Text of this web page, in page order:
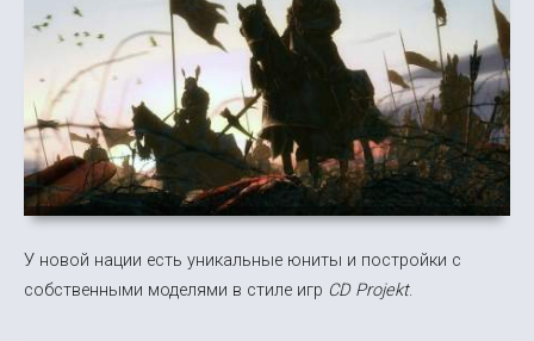
У новой нации есть уникальные юниты и постройки с
собственными моделями в стиле игр CD Projekt.